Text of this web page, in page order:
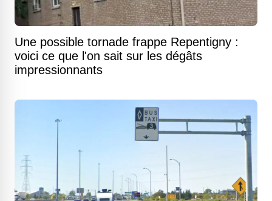
Une possible tornade frappe Repentigny :
voici ce que l'on sait sur les dégâts
impressionnants